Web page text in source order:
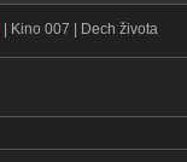
Kino 007 Dech života